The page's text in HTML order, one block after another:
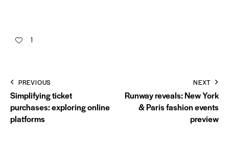
1
PREVIOUS
Simplifying ticket
purchases: exploring online
platforms
NEXT
Runway reveals: New York
& Paris fashion events
preview